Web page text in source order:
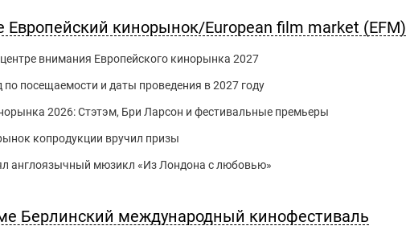
Европейский кинорынок/European film market (EFM)
внимания Европейского кинорынка 2027
по посещаемости и даты проведения в 2027 году
2026: Стэтэм, Бри Ларсон и фестивальные премьеры
копродукции вручил призы
англоязычный мюзикл «Из Лондона с любовью»
Берлинский международный кинофестиваль